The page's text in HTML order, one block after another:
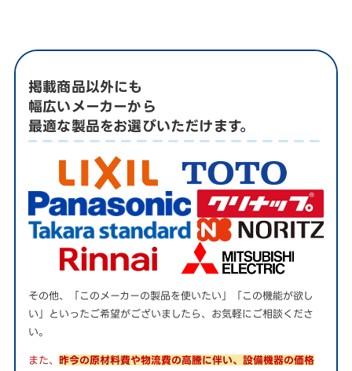
掲載商品以外にも
幅広いメーカーから
最適な製品をお選びいただけます。
その他、「このメーカーの製品を使いたい」「この機能が欲し
い」といったご希望がございましたら、お気軽にご相談くださ
い。
また、
昨今の原材料費や物流費の高騰に伴い、設備機器の価格